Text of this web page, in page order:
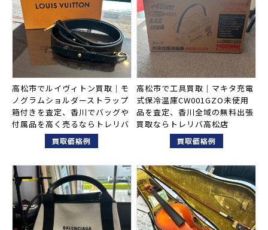
高松市でルイヴィトン買取｜モ
ノグラムショルダーストラップ
箱付きを査定、香川でバッグや
付属品を高く売るならトレリバ
買取価格例
高松市で工具買取｜マキタ充電
式保冷温庫CW001GZO未使用
品を査定、香川全域の無料出張
買取ならトレリバ高松店
買取価格例